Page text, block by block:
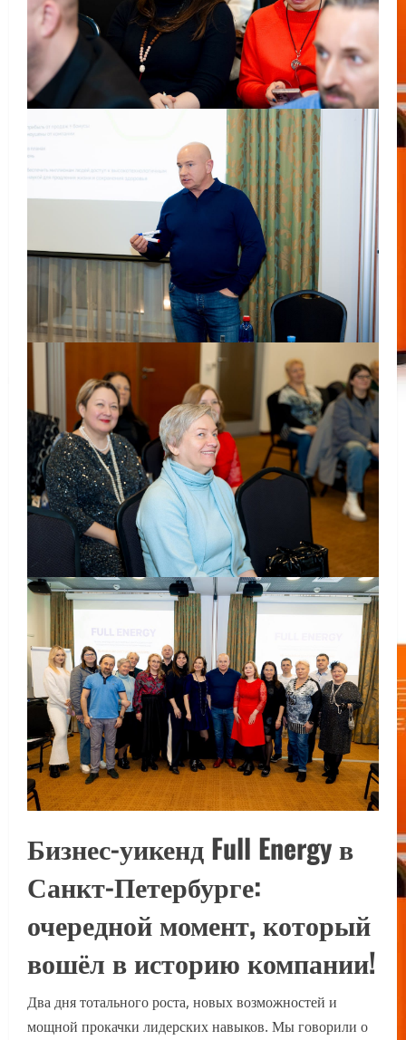
Бизнес-уикенд Full Energy в
Санкт-Петербурге:
очередной момент, который
вошёл в историю компании!
Два дня тотального роста, новых возможностей и
мощной прокачки лидерских навыков. Мы говорили о